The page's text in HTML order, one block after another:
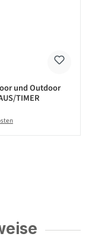
und Outdoor
TIMER